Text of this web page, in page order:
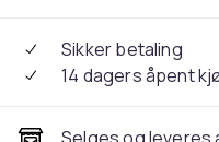
Sikker betaling
14 dagers åpent